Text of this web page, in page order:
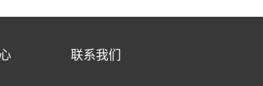
联系我们